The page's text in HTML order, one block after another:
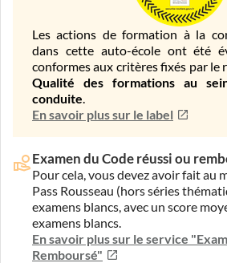
Les actions de formation à la
dans cette auto-école ont été
conformes aux critères fixés par le
Qualité des formations au
conduite.
En savoir plus sur le label
Examen du Code réussi ou
Pour cela, vous devez avoir fait au
Pass Rousseau (hors séries
examens blancs, avec un score
examens blancs.
En savoir plus sur le service
Remboursé"